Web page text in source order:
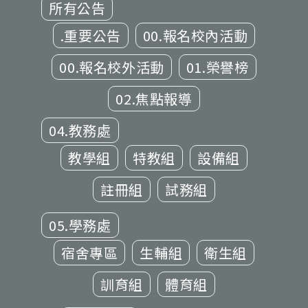
所有公告
.重要公告
00.報名校內活動
00.報名校外活動
01.榮譽榜
02.焦點報導
04.教務處
教學組
特教組
設備組
註冊組
試務組
05.學務處
宿舍專區
生輔組
衛生組
訓育組
體育組